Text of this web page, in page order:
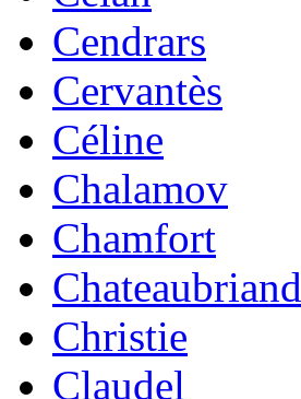
Cendrars
Cervantès
Céline
Chalamov
Chamfort
Chateaubriand
Christie
Claudel